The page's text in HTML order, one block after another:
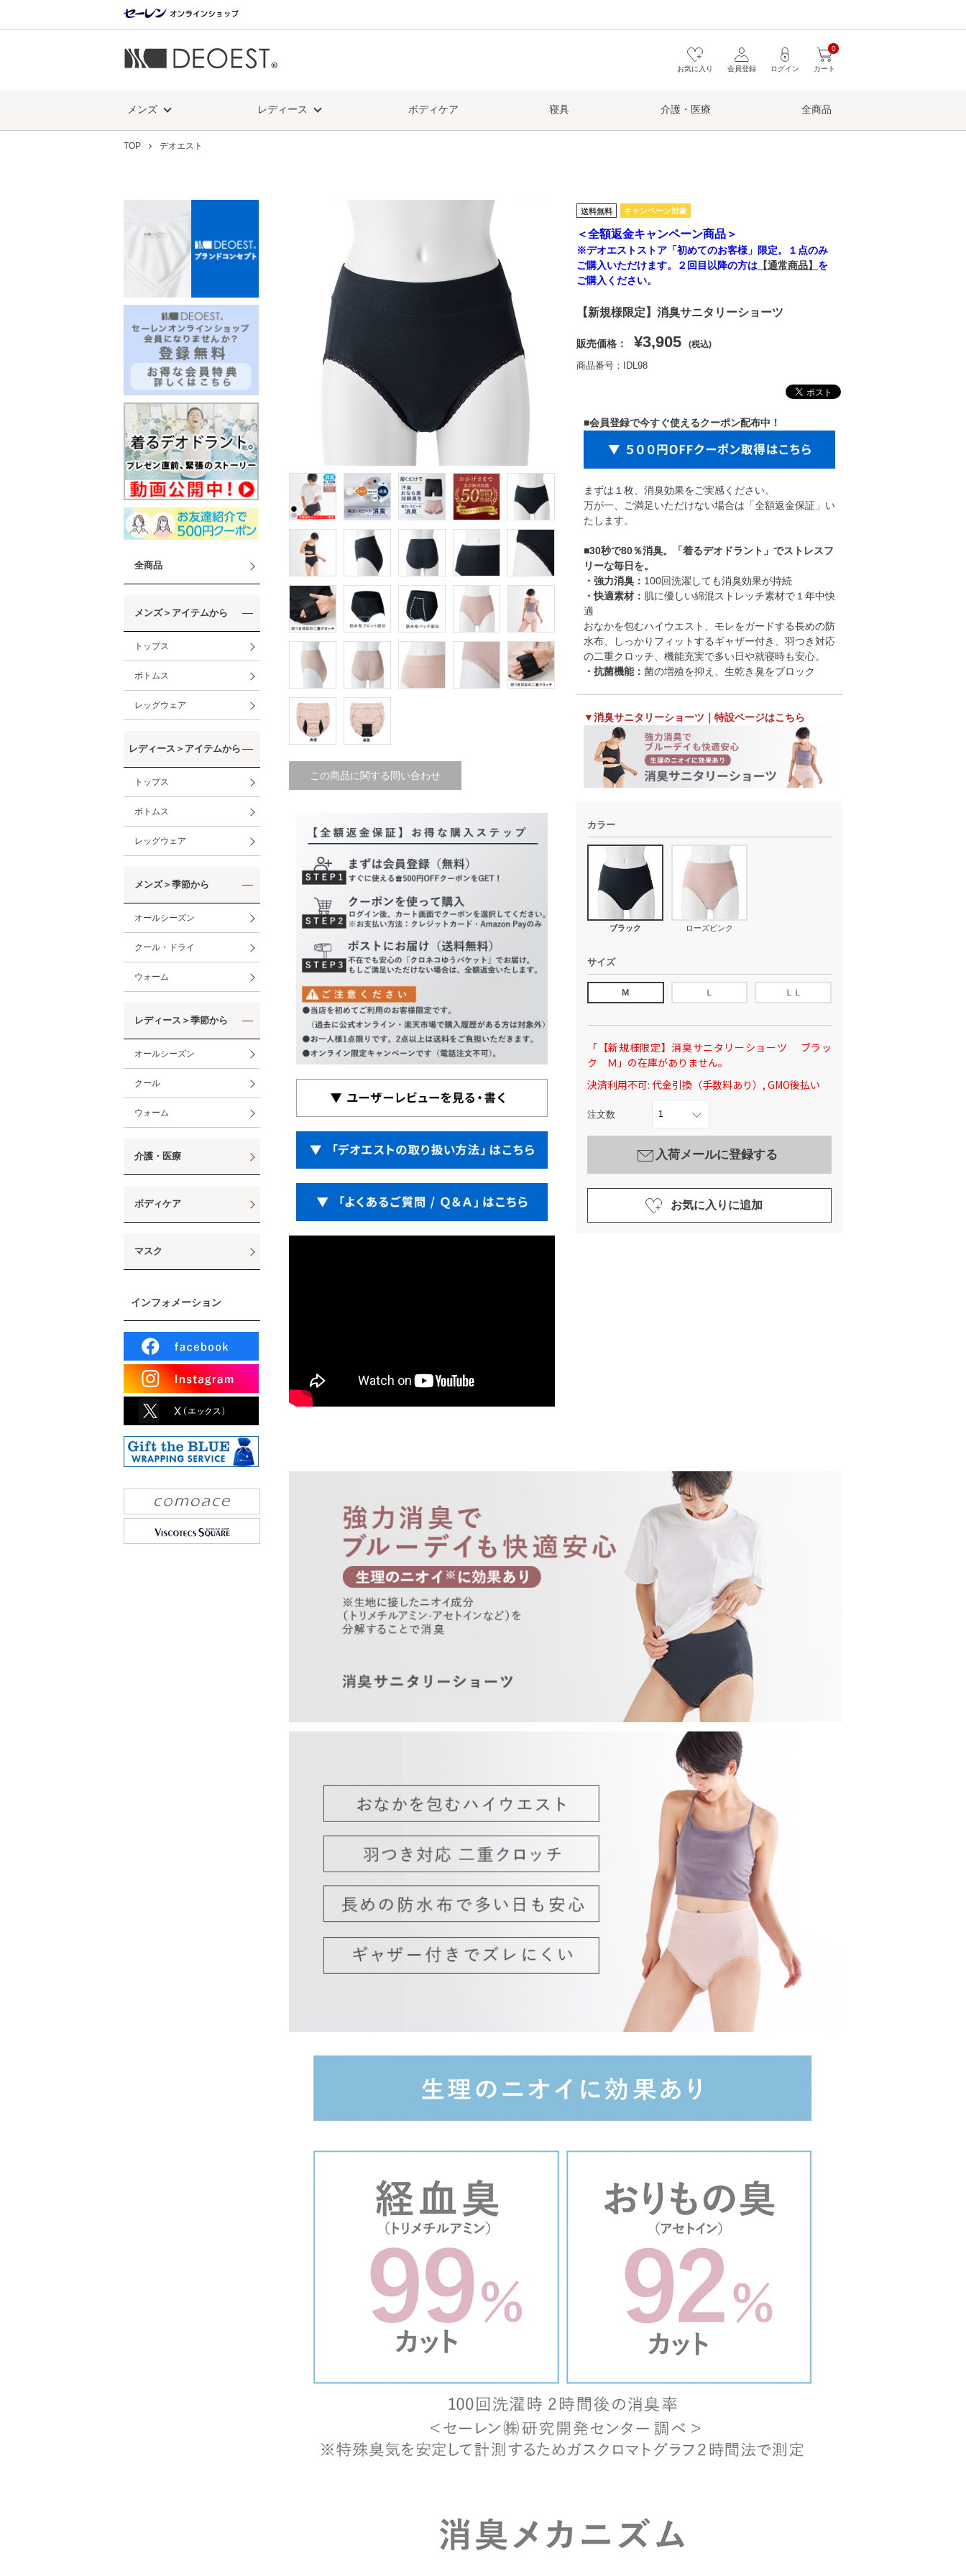
カート
0
ログイン
会員登録
お気に入り
メンズ レディース ボディケア 寝具 介護・医療 全商品
TOP デオエスト
全商品
メンズ＞アイテムから
トップス
ボトムス
レッグウェア
レディース＞アイテムから
トップス
ボトムス
レッグウェア
メンズ＞季節から
オールシーズン
クール・ドライ
ウォーム
レディース＞季節から
オールシーズン
クール
ウォーム
介護・医療
ボディケア
マスク
インフォメーション
この商品に関する問い合わせ
送料無料 キャンペーン対象
＜全額返金キャンペーン商品＞
※デオエストストア「初めてのお客様」限定。１点のみ
ご購入いただけます。２回目以降の方は 【通常商品】 を
ご購入ください。
【新規様限定】消臭サニタリーショーツ
販売価格： ¥3,905 (税込)
商品番号：IDL98
■会員登録で今すぐ使えるクーポン配布中！
まずは１枚、消臭効果をご実感ください。
万が一、ご満足いただけない場合は「全額返金保証」い
たします。
■30秒で80％消臭。「着るデオドラント」でストレスフ
リーな毎日を。
・強力消臭： 100回洗濯しても消臭効果が持続
・快適素材： 肌に優しい綿混ストレッチ素材で１年中快
適
おなかを包むハイウエスト、モレをガードする長めの防
水布、しっかりフィットするギャザー付き、羽つき対応
の二重クロッチ、機能充実で多い日や就寝時も安心。
・抗菌機能： 菌の増殖を抑え、生乾き臭をブロック
▼消臭サニタリーショーツ｜特設ページはこちら
カラー
ブラック ローズピンク
サイズ
Ｍ Ｌ ＬＬ
「【新規様限定】消臭サニタリーショーツ ブラッ
ク Ｍ」の在庫がありません。
決済利用不可: 代金引換（手数料あり）, GMO後払い
注文数
入荷メールに登録する
お気に入りに追加